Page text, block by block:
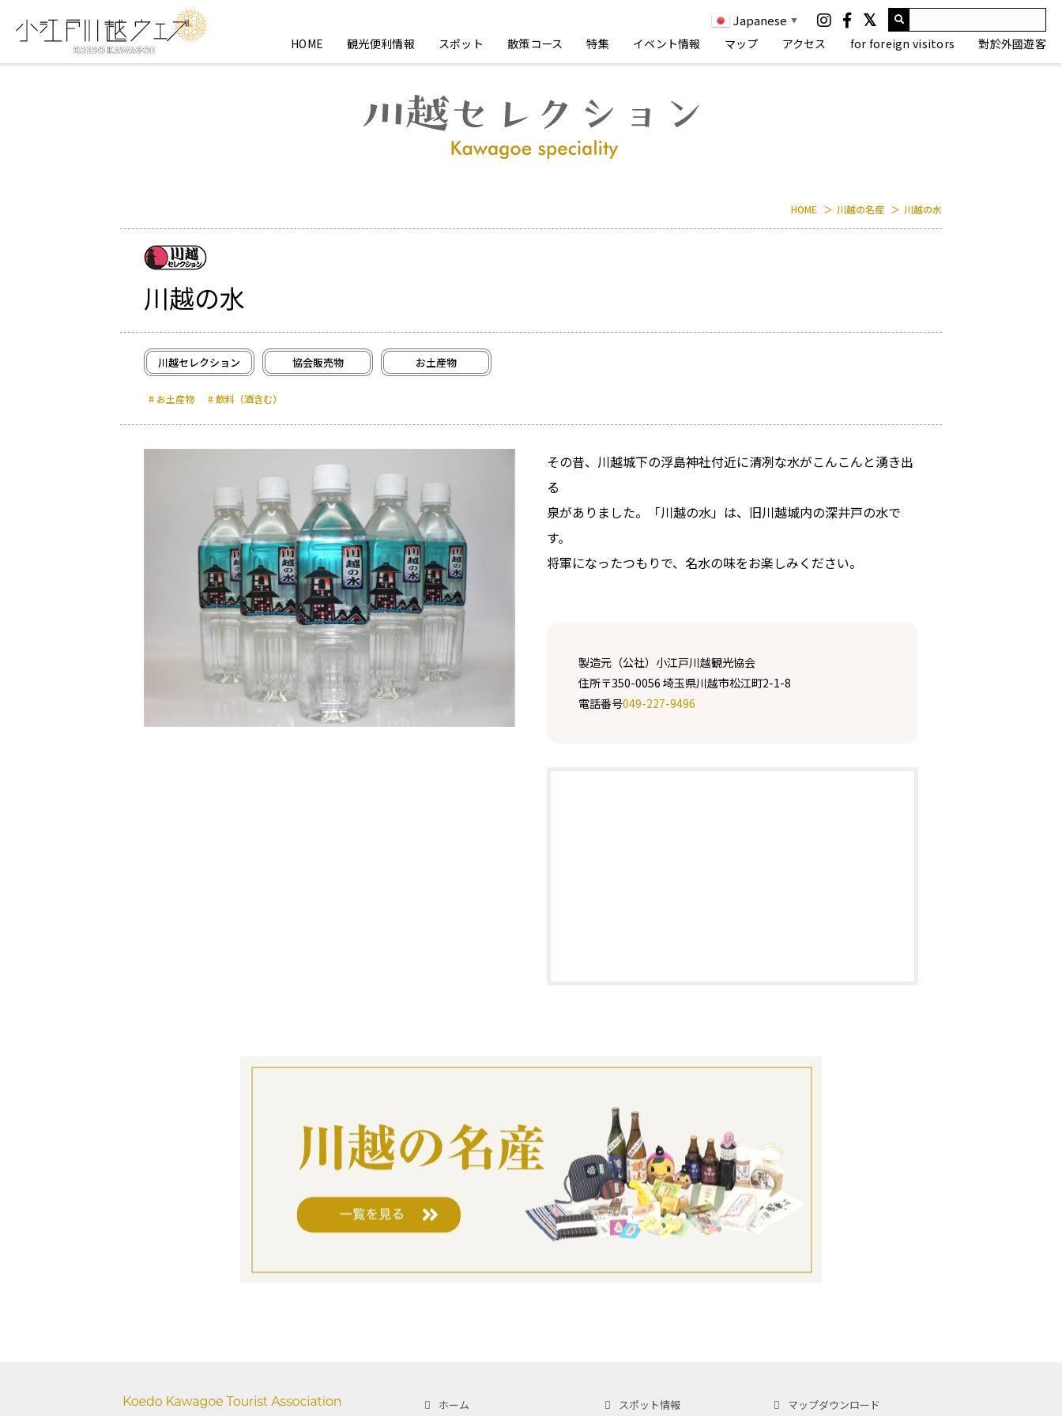
HOME 観光便利情報 スポット 散策コース 特集 イベント情報 マップ アクセス for foreign visitors 對於外國遊客
Japanese ▼
HOME 川越の名産 川越の水
川越の水
川越セレクション 協会販売物 お土産物
お土産物 飲料（酒含む）
その昔、川越城下の浮島神社付近に清冽な水がこんこんと湧き出
る
泉がありました。「川越の水」は、旧川越城内の深井戸の水で
す。
将軍になったつもりで、名水の味をお楽しみください。
製造元 （公社）小江戸川越観光協会
住所〒350-0056 埼玉県川越市松江町2-1-8
電話番号049-227-9496
ホーム スポット情報 マップダウンロード